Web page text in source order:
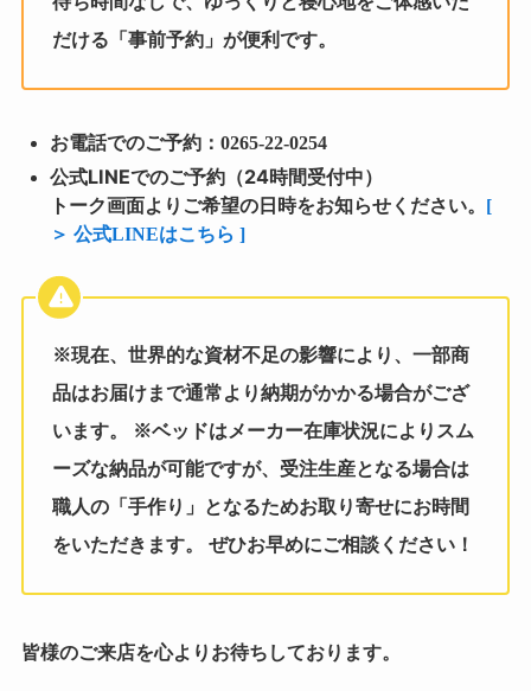
だける「事前予約」が便利です。
お電話でのご予約：0265-22-0254
公式LINEでのご予約（24時間受付中）
トーク画面よりご希望の日時をお知らせください。 [
＞ 公式LINEはこちら ]
※現在、世界的な資材不足の影響により、一部商
品はお届けまで通常より納期がかかる場合がござ
います。 ※ベッドはメーカー在庫状況によりスム
ーズな納品が可能ですが、受注生産となる場合は
職人の「手作り」となるためお取り寄せにお時間
をいただきます。 ぜひお早めにご相談ください！
皆様のご来店を心よりお待ちしております。